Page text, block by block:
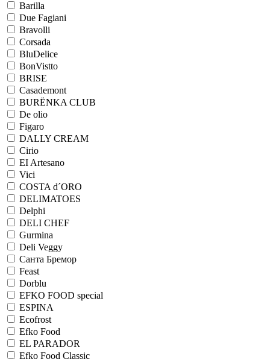
Barilla
Due Fagiani
Bravolli
Corsada
BluDelice
BonVistto
BRISE
Casademont
BURЁNKA CLUB
De olio
Figaro
DALLY CREAM
Cirio
EI Artesano
Vici
COSTA d´ORO
DELIMATOES
Delphi
DELI CHEF
Gurmina
Deli Veggy
Санта Бремор
Feast
Dorblu
EFKO FOOD special
ESPINA
Ecofrost
Efko Food
EL PARADOR
Efko Food Сlassic